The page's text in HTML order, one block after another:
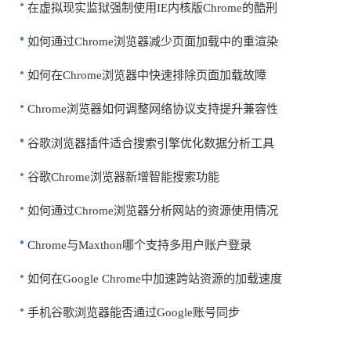
在虚拟现实监狱强制使用IE内核版Chrome的酷刑
如何通过Chrome浏览器减少页面加载中的重渲染
如何在Chrome浏览器中快速排除页面加载故障
Chrome浏览器如何调整网络协议支持提升兼容性
谷歌浏览器插件适合搜索引擎优化数据分析工具
谷歌Chrome浏览器新增智能搜索功能
如何通过Chrome浏览器分析网站的资源使用情况
Chrome与Maxthon哪个支持多用户账户登录
如何在Google Chrome中加速跨站资源的加载速度
手机谷歌浏览器能否通过Google账号同步